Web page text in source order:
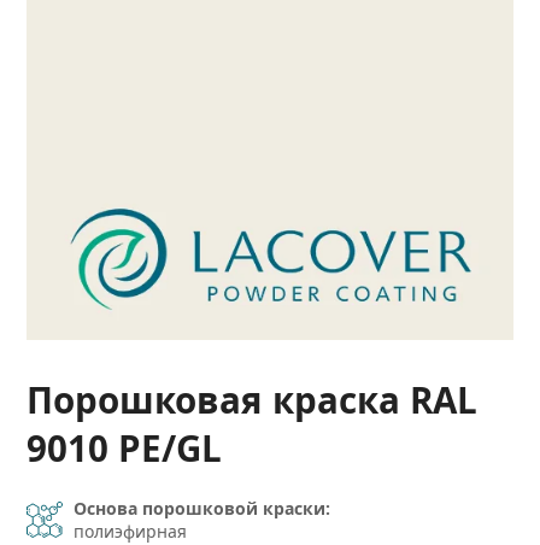
Порошковая краска RAL
9010 PE/GL
Основа порошковой краски:
полиэфирная